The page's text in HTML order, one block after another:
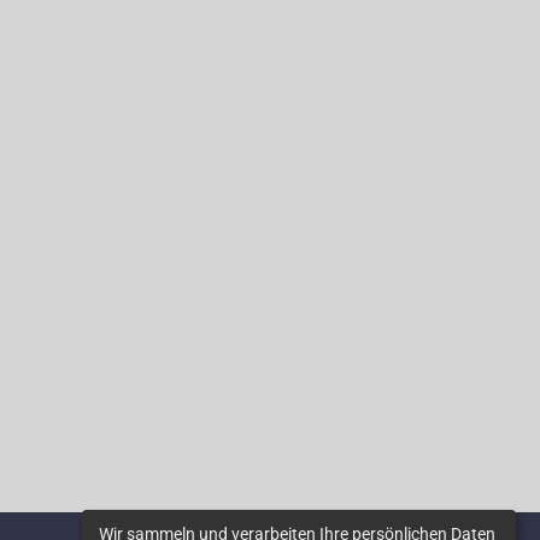
Wir sammeln und verarbeiten Ihre persönlichen Daten